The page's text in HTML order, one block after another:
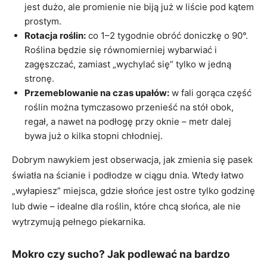
jest dużo, ale promienie nie biją już w liście pod kątem
prostym.
Rotacja roślin: co 1–2 tygodnie obróć doniczkę o 90°.
Roślina będzie się równomierniej wybarwiać i
zagęszczać, zamiast „wychylać się” tylko w jedną
stronę.
Przemeblowanie na czas upałów: w fali gorąca część
roślin można tymczasowo przenieść na stół obok,
regał, a nawet na podłogę przy oknie – metr dalej
bywa już o kilka stopni chłodniej.
Dobrym nawykiem jest obserwacja, jak zmienia się pasek
światła na ścianie i podłodze w ciągu dnia. Wtedy łatwo
„wyłapiesz” miejsca, gdzie słońce jest ostre tylko godzinę
lub dwie – idealne dla roślin, które chcą słońca, ale nie
wytrzymują pełnego piekarnika.
Mokro czy sucho? Jak podlewać na bardzo